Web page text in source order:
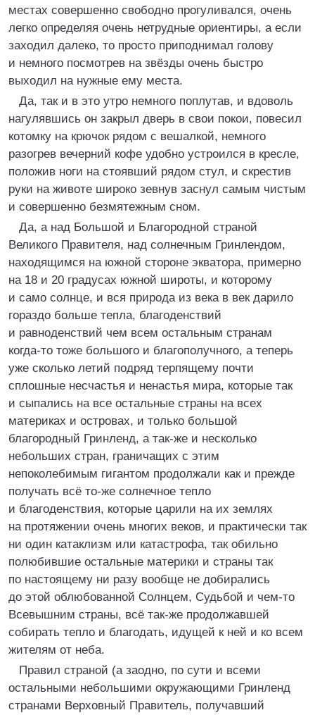
местах совершенно свободно прогуливался, очень
легко определяя очень нетрудные ориентиры, а если
заходил далеко, то просто приподнимал голову
и немного посмотрев на звёзды очень быстро
выходил на нужные ему места.
Да, так и в это утро немного поплутав, и вдоволь
нагулявшись он закрыл дверь в свои покои, повесил
котомку на крючок рядом с вешалкой, немного
разогрев вечерний кофе удобно устроился в кресле,
положив ноги на стоявший рядом стул, и скрестив
руки на животе широко зевнув заснул самым чистым
и совершенно безмятежным сном.
Да, а над Большой и Благородной страной
Великого Правителя, над солнечным Гринлендом,
находящимся на южной стороне экватора, примерно
на 18 и 20 градусах южной широты, и которому
и само солнце, и вся природа из века в век дарило
гораздо больше тепла, благоденствий
и равноденствий чем всем остальным странам
когда-то тоже большого и благополучного, а теперь
уже сколько летий подряд терпящему почти
сплошные несчастья и ненастья мира, которые так
и сыпались на все остальные страны на всех
материках и островах, и только большой
благородный Гринленд, а так-же и несколько
небольших стран, граничащих с этим
непоколебимым гигантом продолжали как и прежде
получать всё то-же солнечное тепло
и благоденствия, которые царили на их землях
на протяжении очень многих веков, и практически так
ни один катаклизм или катастрофа, так обильно
полюбившие остальные материки и страны так
по настоящему ни разу вообще не добирались
до этой облюбованной Солнцем, Судьбой и чем-то
Всевышним страны, всё так-же продолжавшей
собирать тепло и благодать, идущей к ней и ко всем
жителям от неба.
Правил страной (а заодно, по сути и всеми
остальными небольшими окружающими Гринленд
странами Верховный Правитель, получавший